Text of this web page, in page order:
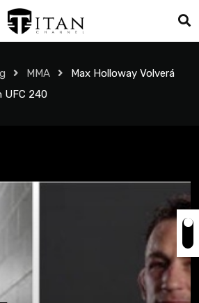
MMA
Max Holloway Volverá
UFC 240